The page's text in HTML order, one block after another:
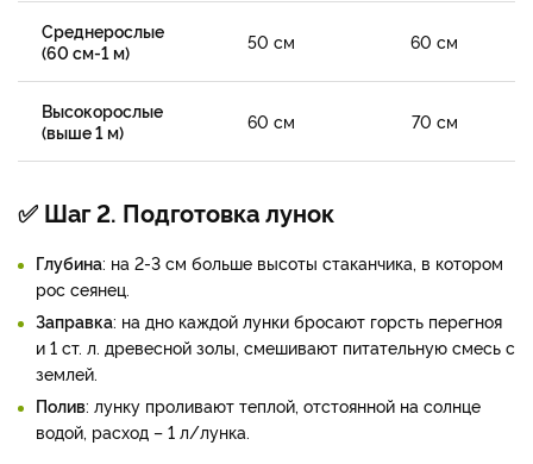
Среднерослые
(60 см-1 м)
50 см 60 см
Высокорослые
(выше 1 м)
60 см 70 см
✅ Шаг 2. Подготовка лунок
Глубина: на 2-3 см больше высоты стаканчика, в котором
рос сеянец.
Заправка: на дно каждой лунки бросают горсть перегноя
и 1 ст. л. древесной золы, смешивают питательную смесь с
землей.
Полив: лунку проливают теплой, отстоянной на солнце
водой, расход – 1 л/лунка.